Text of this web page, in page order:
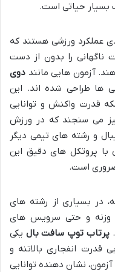
بسیار حیاتی است.
عملکرد ورزشی هستند که
ناگهانی را بدون از دست
آزمون هایی مانند دوی
ها طراحی شده اند. این
قدرت واکنش و توانایی
می سنجند که در ورزش
و رشته های تیمی دیگر
با پروتکل های دقیق این
است.
در بسیاری از رشته های
وزنه و حتی سرویس های
پرتاب توپ سافت بال یکی
قدرت انفجاری بالاتنه و
نشان دهنده توانایی